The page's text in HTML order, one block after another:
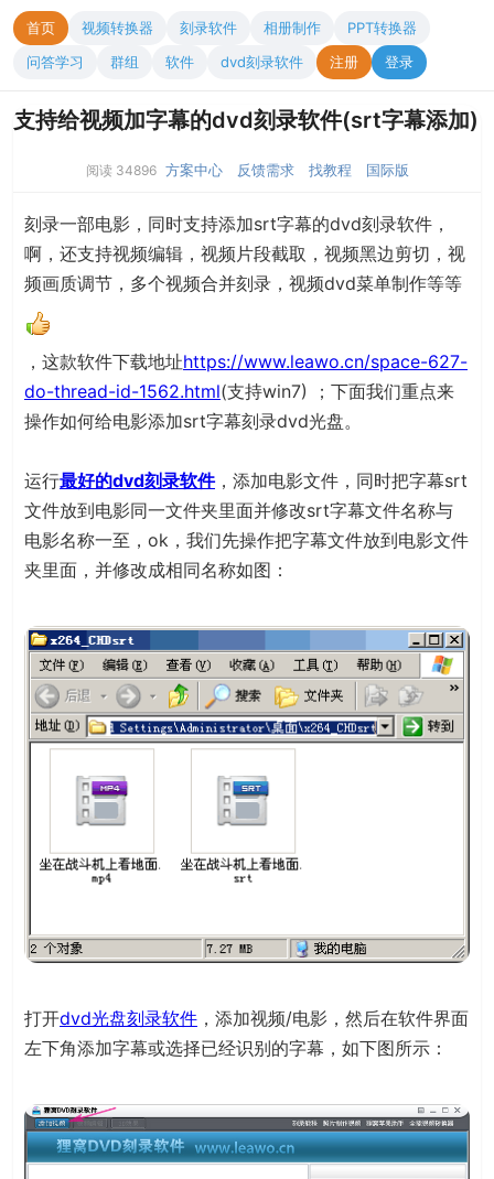
首页 视频转换器 刻录软件 相册制作
PPT转换器
问答学习
群组 软件 dvd刻录软件 注册 登录
支持给视频加字幕的dvd刻录软件(srt字幕添加)
阅读 34896 方案中心 反馈需求 找教程 国际版
刻录一部电影，同时支持添加srt字幕的dvd刻录软件，
啊，还支持视频编辑，视频片段截取，视频黑边剪切，视
频画质调节，多个视频合并刻录，视频dvd菜单制作等等
，这款软件下载地址https://www.leawo.cn/space-627-
do-thread-id-1562.html(支持win7) ；下面我们重点来
操作如何给电影添加srt字幕刻录dvd光盘。
运行最好的dvd刻录软件，添加电影文件，同时把字幕srt
文件放到电影同一文件夹里面并修改srt字幕文件名称与
电影名称一至，ok，我们先操作把字幕文件放到电影文件
夹里面，并修改成相同名称如图：
打开dvd光盘刻录软件 ，添加视频/电影，然后在软件界面
左下角添加字幕或选择已经识别的字幕，如下图所示：